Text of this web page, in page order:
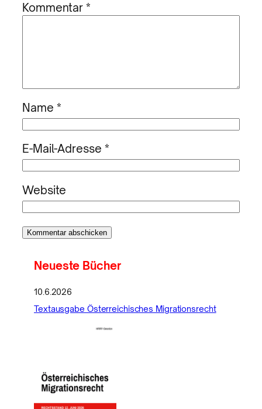
Kommentar*
Name *
E-Mail-Adresse *
Website
Neueste Bücher
10.6.2026
Textausgabe Österreichisches Migrationsrecht